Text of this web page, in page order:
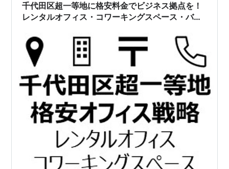
千代田区超一等地に格安料金でビジネス拠点を！
レンタルオフィス・コワーキングスペース・バー